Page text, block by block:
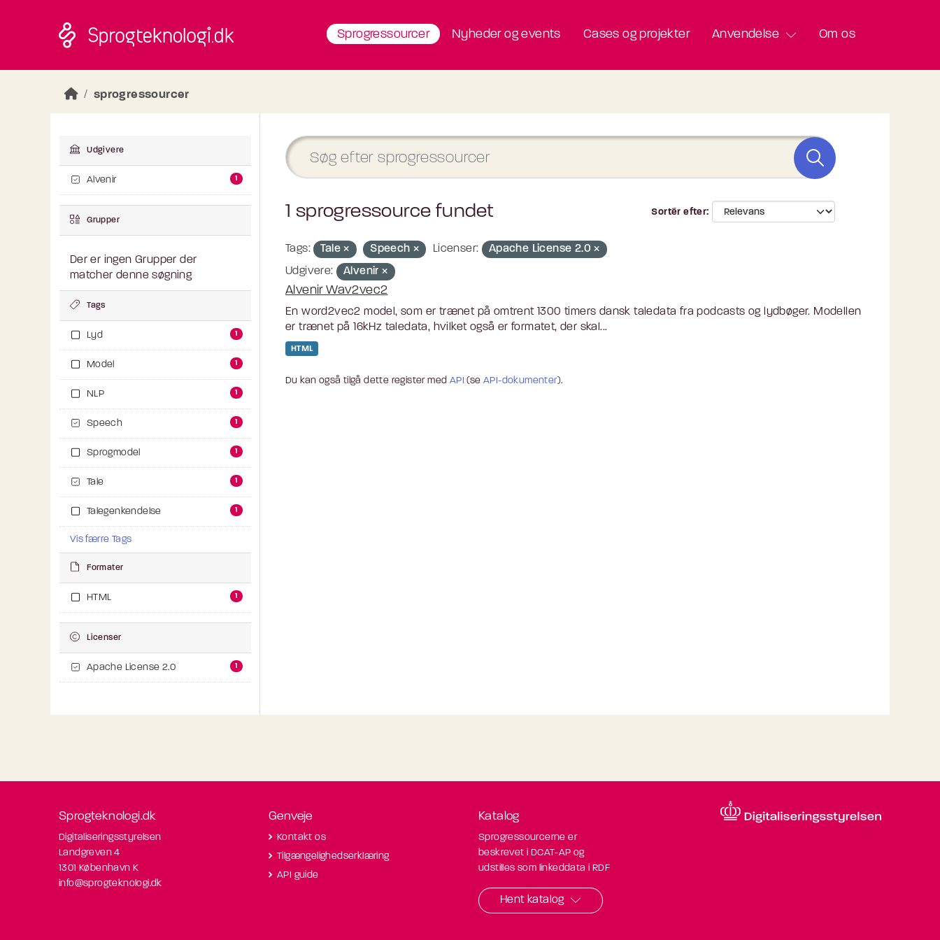
Sprogressourcer Nyheder og events Cases og projekter Anvendelse Om os
sprogressourcer
Udgivere
Alvenir 1
Grupper
Der er ingen Grupper der
matcher denne søgning
Tags
Lyd 1
Model 1
NLP 1
Speech 1
Sprogmodel 1
Tale 1
Talegenkendelse 1
Vis færre Tags
Formater
HTML 1
Licenser
Apache License 2.0 1
Sortér efter
1 sprogressource fundet
Tags: Tale Speech Licenser:
Apache License 2.0
Udgivere:
Alvenir
Alvenir Wav2vec2
En word2vec2 model, som er trænet på omtrent 1300 timers dansk taledata fra podcasts og lydbøger. Modellen
er trænet på 16kHz taledata, hvilket også er formatet, der skal...
HTML
Du kan også tilgå dette register med API (seAPI-dokumenter).
Sprogteknologi.dk
Digitaliseringsstyrelsen
Landgreven 4
1301 København K
info@sprogteknologi.dk
Genveje
Kontakt os
Tilgængelighedserklæring
API guide
Katalog
Sprogressourcerne er
beskrevet i DCAT-AP og
udstilles som linkeddata i RDF
Hent katalog